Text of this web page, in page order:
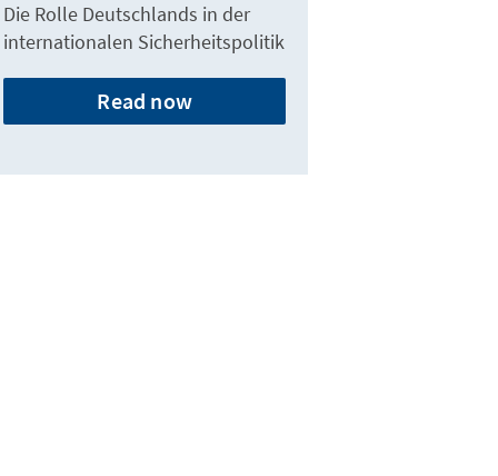
Die Rolle Deutschlands in der
internationalen Sicherheitspolitik
Read now